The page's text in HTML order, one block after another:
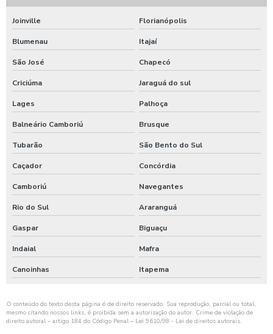
Preparação de superfície com fosfatização a zinco valor
Serviço de cromagem em peças industriais
Serviço de cromagem em peças industriais orçamento
Serviço de cromagem em peças plásticas
Serviço de cromagem em peças plásticas industriais
Serviço de cromagem em peças plásticas orçamento
Serviço de cromagem em peças plásticas para empresas
Serviço de cromagem em peças plásticas para indústrias
Serviço de cromagem em peças plásticas preço
Serviço de cromagem em peças plásticas valor
Serviço de fosfatização a zinco orçamento
Joinville Florianópolis
Blumenau Itajaí
São José Chapecó
Criciúma Jaraguá do sul
Lages Palhoça
Balneário Camboriú Brusque
Tubarão São Bento do Sul
Caçador Concórdia
Camboriú Navegantes
Rio do Sul Araranguá
Gaspar Biguaçu
Indaial Mafra
Canoinhas Itapema
O conteúdo do texto desta página é de direito reservado. Sua reprodução, parcial ou total,
mesmo citando nossos links, é proibida sem a autorização do autor. Crime de violação de
direito autoral – artigo 184 do Código Penal – Lei 9610/98 - Lei de direitos autorais.